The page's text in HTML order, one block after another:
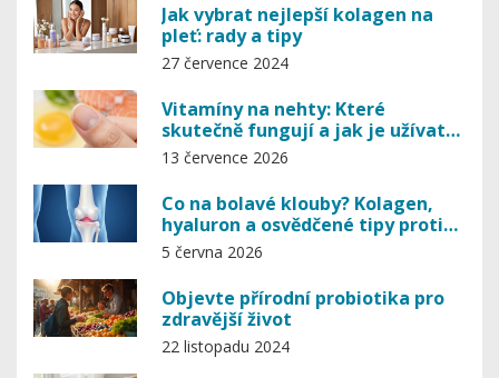
Jak vybrat nejlepší kolagen na
pleť: rady a tipy
27 července 2024
Vitamíny na nehty: Které
skutečně fungují a jak je užívat
pro silné drápy
13 července 2026
Co na bolavé klouby? Kolagen,
hyaluron a osvědčené tipy proti
bolesti
5 června 2026
Objevte přírodní probiotika pro
zdravější život
22 listopadu 2024